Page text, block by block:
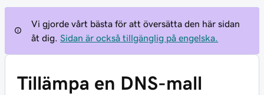
Vi gjorde vårt bästa för att översätta den här sidan
åt dig.
Sidan är också tillgänglig på engelska.
Tillämpa en DNS-mall